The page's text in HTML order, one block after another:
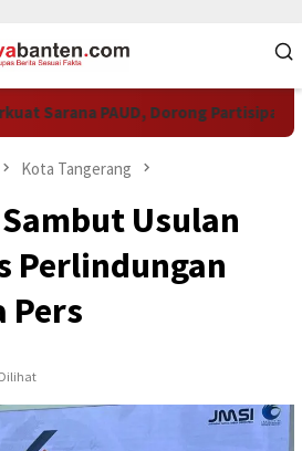
Sarana PAUD, Dorong Partisipasi
Kota Tangerang
Usulan
Perlindungan
Pers